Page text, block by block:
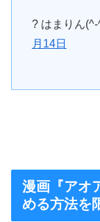
? はまりん
月14日
漫画『アオ
める方法を